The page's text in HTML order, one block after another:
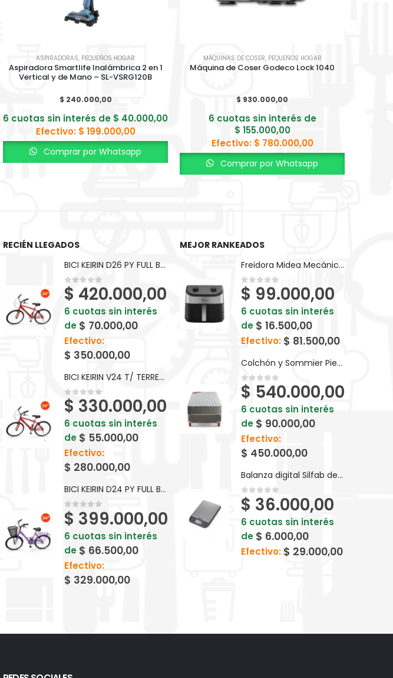
ASPIRADORAS, PEQUEÑOS HOGAR
Aspiradora Smartlife Inalámbrica 2 en 1
Vertical y de Mano – SL-VSRG120B
$ 240.000,00
6 cuotas sin interés de $ 40.000,00
Efectivo: $ 199.000,00
Comprar por Whatsapp
MÁQUINAS DE COSER, PEQUEÑOS HOGAR
Máquina de Coser Godeco Lock 1040
$ 930.000,00
6 cuotas sin interés de
$ 155.000,00
Efectivo: $ 780.000,00
Comprar por Whatsapp
RECIÉN LLEGADOS
BICI KEIRIN D26 PY FULL BP10F
0out of 5
$ 420.000,00
6 cuotas sin interés
de $ 70.000,00
Efectivo:
$ 350.000,00
BICI KEIRIN V24 T/ TERRENO S/ CAMBIOS BM024
0out of 5
$ 330.000,00
6 cuotas sin interés
de $ 55.000,00
Efectivo:
$ 280.000,00
BICI KEIRIN D24 PY FULL BP24F
0out of 5
$ 399.000,00
6 cuotas sin interés
de $ 66.500,00
Efectivo:
$ 329.000,00
MEJOR RANKEADOS
Freidora Midea Mecánica Sin Aceite 4,5L - AF-MW45BAR1
0out of 5
$ 99.000,00
6 cuotas sin interés
de $ 16.500,00
Efectivo: $ 81.500,00
Colchón y Sommier Piero Foam Goma Espuma 190 x 80 cm
0out of 5
$ 540.000,00
6 cuotas sin interés
de $ 90.000,00
Efectivo:
$ 450.000,00
Balanza digital Silfab de cocina Steel Slim. BC305
0out of 5
$ 36.000,00
6 cuotas sin interés
de $ 6.000,00
Efectivo: $ 29.000,00